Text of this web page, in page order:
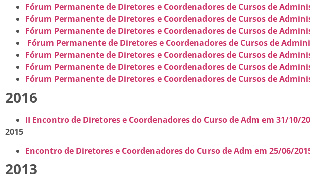
Fórum Permanente de Diretores e Coordenadores de Cursos de
Fórum Permanente de Diretores e Coordenadores de Cursos de
Fórum Permanente de Diretores e Coordenadores de Cursos de
Fórum Permanente de Diretores e Coordenadores de Cursos de
Fórum Permanente de Diretores e Coordenadores de Cursos de
Fórum Permanente de Diretores e Coordenadores de Cursos de
Fórum Permanente de Diretores e Coordenadores de Cursos de
2016
II Encontro de Diretores e Coordenadores do Curso de Adm em 31/10/
2015
Encontro de Diretores e Coordenadores do Curso de Adm em 25/06/
2013